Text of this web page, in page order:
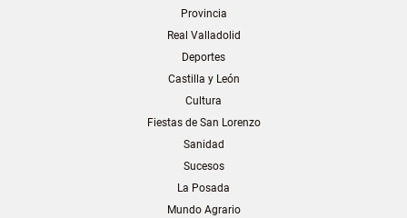
Provincia
Real Valladolid
Deportes
Castilla y León
Cultura
Fiestas de San Lorenzo
Sanidad
Sucesos
La Posada
Mundo Agrario